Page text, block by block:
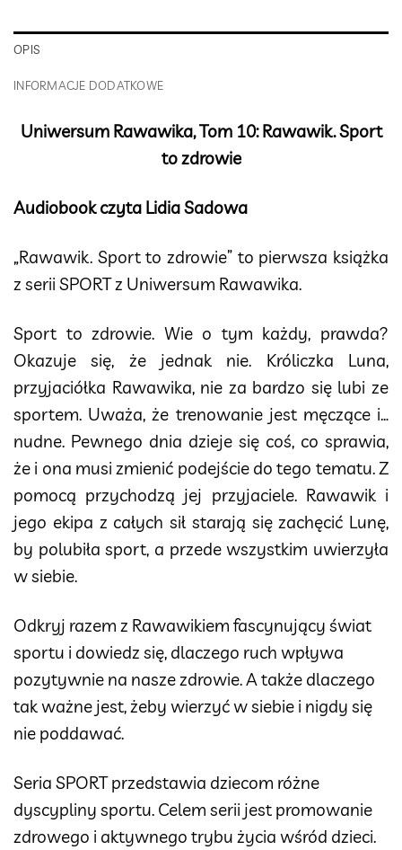
OPIS
INFORMACJE DODATKOWE
Uniwersum Rawawika, Tom 10: Rawawik. Sport
to zdrowie
Audiobook czyta Lidia Sadowa
„Rawawik. Sport to zdrowie” to pierwsza książka
z serii SPORT z Uniwersum Rawawika.
Sport to zdrowie. Wie o tym każdy, prawda?
Okazuje się, że jednak nie. Króliczka Luna,
przyjaciółka Rawawika, nie za bardzo się lubi ze
sportem. Uważa, że trenowanie jest męczące i…
nudne. Pewnego dnia dzieje się coś, co sprawia,
że i ona musi zmienić podejście do tego tematu. Z
pomocą przychodzą jej przyjaciele. Rawawik i
jego ekipa z całych sił starają się zachęcić Lunę,
by polubiła sport, a przede wszystkim uwierzyła
w siebie.
Odkryj razem z Rawawikiem fascynujący świat
sportu i dowiedz się, dlaczego ruch wpływa
pozytywnie na nasze zdrowie. A także dlaczego
tak ważne jest, żeby wierzyć w siebie i nigdy się
nie poddawać.
Seria SPORT przedstawia dziecom różne
dyscypliny sportu. Celem serii jest promowanie
zdrowego i aktywnego trybu życia wśród dzieci.